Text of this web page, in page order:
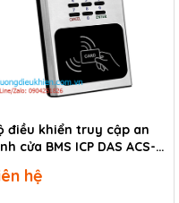
điều khiển truy cập an
cửa BMS ICP DAS ACS-
hệ